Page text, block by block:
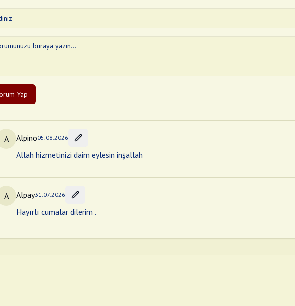
Yap
A Alpino05.08.2026
Allah hizmetinizi daim eylesin inşallah
A Alpay31.07.2026
Hayırlı cumalar dilerim .